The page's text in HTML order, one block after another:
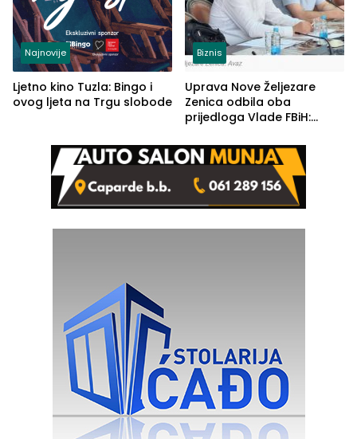
Najnovije
Ljetno kino Tuzla: Bingo i
ovog ljeta na Trgu slobode
Biznis
Uprava Nove Željezare
Zenica odbila oba
prijedloga Vlade FBiH:
rješenje